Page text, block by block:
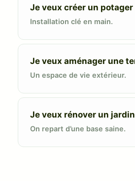
Je veux créer un potager
Installation clé en main.
Je veux aménager une
Un espace de vie extérieur.
Je veux rénover un jardin
On repart d’une base saine.